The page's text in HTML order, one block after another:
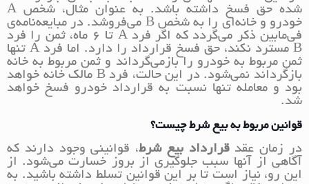
شده حق فسخ داشته باشد. به عنوان مثال، شخص A
خودرو و خانه‌ای را به شخص B می‌فروشد. در مبایعه‌نامه‌ی
فی‌مابین ذکر می‌گردد که اگر فرد A تا 6 ماه، ثمن را فرد
B مسترد نکند، حق فسخ قرارداد را دارد. اما فرد A تنها
ثمن مربوط به خودرو را بازمی‌گرداند و ثمن مربوط به خانه
بازگرداند نمی‌شود. در این حالت، فرد B مالک خانه خواهد
بود و معامله تنها نسبت به قرارداد خودرو فسخ خواهد
شد.
قوانین مربوط به بیع شرط چیست؟
در زمان عقدقرارداد بیع شرط، قوانینی وجود دارند که
آگاهی از آنها سبب جلوگیری از بروز خسارت می‌شود. از
این رو، نیاز است تا بر این قوانین تسلط داشته باشید. به